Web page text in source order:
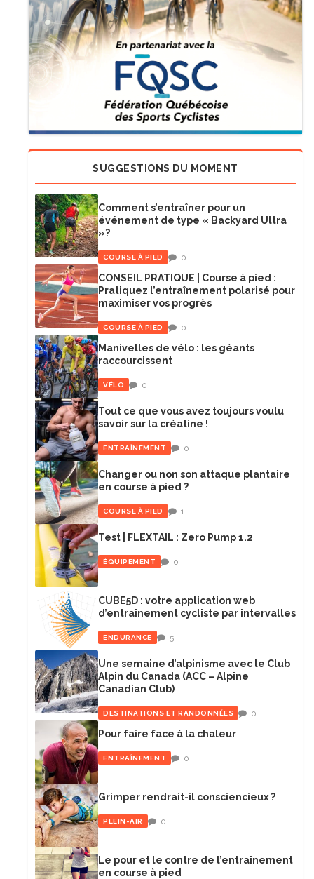
SUGGESTIONS DU MOMENT
Comment s’entraîner pour un
événement de type « Backyard Ultra
»?
COURSE À PIED 0
CONSEIL PRATIQUE | Course à pied :
Pratiquez l’entraînement polarisé pour
maximiser vos progrès
COURSE À PIED 0
Manivelles de vélo : les géants
raccourcissent
VÉLO 0
Tout ce que vous avez toujours voulu
savoir sur la créatine !
ENTRAÎNEMENT 0
Changer ou non son attaque plantaire
en course à pied ?
COURSE À PIED 1
Test | FLEXTAIL : Zero Pump 1.2
ÉQUIPEMENT 0
CUBE5D : votre application web
d’entraînement cycliste par intervalles
ENDURANCE 5
Une semaine d’alpinisme avec le Club
Alpin du Canada (ACC – Alpine
Canadian Club)
DESTINATIONS ET RANDONNÉES 0
Pour faire face à la chaleur
ENTRAÎNEMENT 0
Grimper rendrait-il consciencieux ?
PLEIN-AIR 0
Le pour et le contre de l’entraînement
en course à pied